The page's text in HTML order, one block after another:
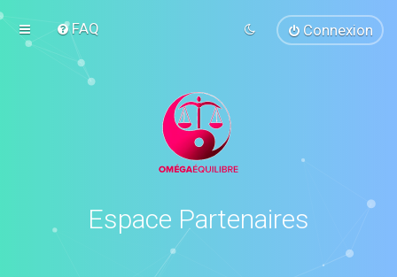
FAQ Connexion
Espace Partenaires